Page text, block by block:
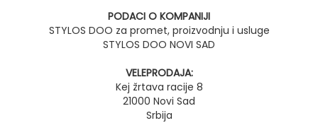
PODACI O KOMPANIJI
STYLOS DOO za promet, proizvodnju i usluge
STYLOS DOO NOVI SAD
VELEPRODAJA:
Kej žrtava racije 8
21000 Novi Sad
Srbija